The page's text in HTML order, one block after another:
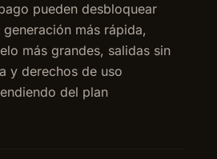
pueden desbloquear
más rápida,
más grandes, salidas sin
y derechos de uso
del plan